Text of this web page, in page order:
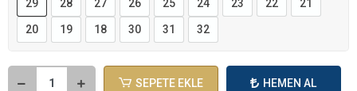
29
28 27 26 25 24 23 22 21
20 19 18 30 31 32
SEPETE EKLE HEMEN AL